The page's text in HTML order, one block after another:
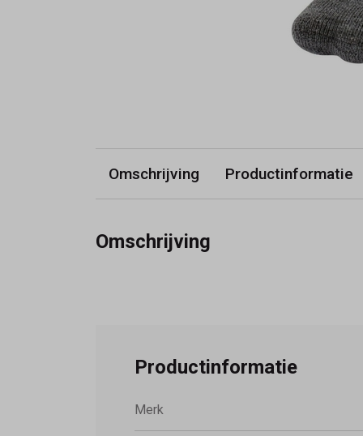
Omschrijving Productinformatie
Omschrijving
Productinformatie
Merk